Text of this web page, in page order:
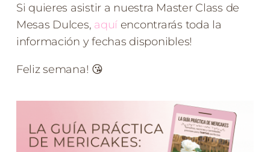
Si quieres asistir a nuestra Master Class de
Mesas Dulces, aquí encontrarás toda la
información y fechas disponibles!
Feliz semana! 😘